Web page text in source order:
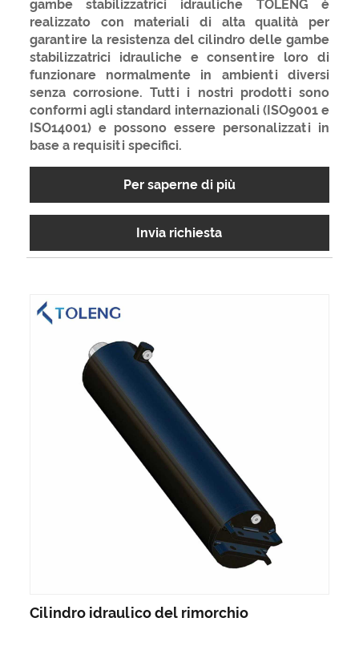
gambe stabilizzatrici idrauliche TOLENG è
realizzato con materiali di alta qualità per
garantire la resistenza del cilindro delle gambe
stabilizzatrici idrauliche e consentire loro di
funzionare normalmente in ambienti diversi
senza corrosione. Tutti i nostri prodotti sono
conformi agli standard internazionali (ISO9001 e
ISO14001) e possono essere personalizzati in
base a requisiti specifici.
Per saperne di più
Invia richiesta
Cilindro idraulico del rimorchio